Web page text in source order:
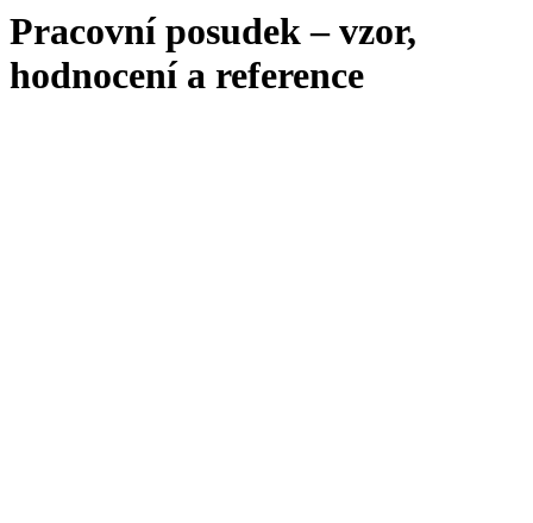
Pracovní posudek – vzor,
hodnocení a reference